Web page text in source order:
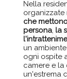
Nella
organizzate
che
persona,la
un
ogni ospite
camere e la
un'estrema